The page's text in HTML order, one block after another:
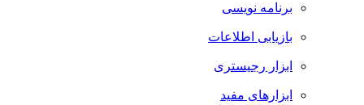
برنامه نویسی
بازیابی اطلاعات
ابزار رجیستری
ابزارهای مفید